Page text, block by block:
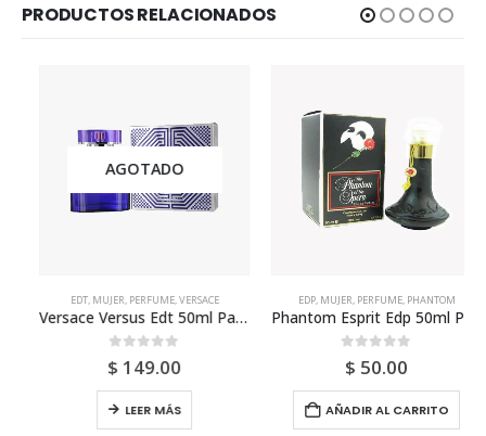
PRODUCTOS RELACIONADOS
AGOTADO
,MUJER,PERFUME,VERSACE
Versace Versus Edt 50ml Para Mujer
out of 5
149.00
LEER MÁS
,MUJER ,PERFUME ,PHANTOM
Phantom Esprit Edp 50ml Para Mujer
out of 5
50.00
AÑADIR AL CARRITO